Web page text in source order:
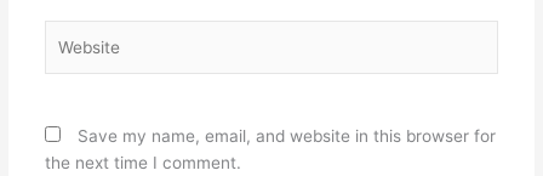
Save my name, email, and website in this browser for
the next time I comment.